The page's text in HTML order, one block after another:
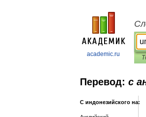
academic.ru
Перевод: с
С индонезийского на: